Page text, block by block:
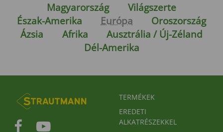
Magyarország
Világszerte
Észak-Amerika
Európa
Oroszország
Ázsia
Afrika
Ausztrália / Új-Zéland
Dél-Amerika
FUSSBEREICHSMENÜ
TERMÉKEK
EREDETI
ALKATRÉSZEKKEL